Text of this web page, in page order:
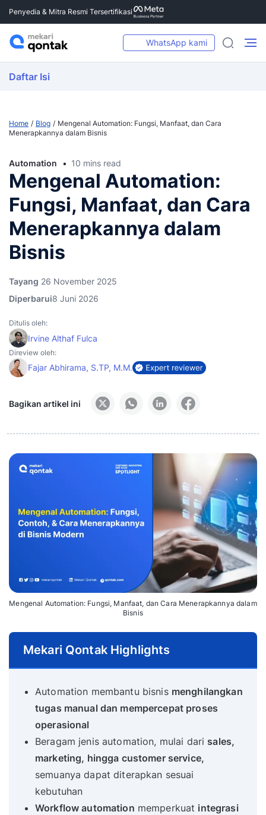
Penyedia & Mitra Resmi Tersertifikasi
WhatsApp kami
Daftar Isi
Home Blog
Mengenal Automation: Fungsi, Manfaat, dan Cara
Menerapkannya dalam Bisnis
Automation 10 mins read
Mengenal Automation:
Fungsi, Manfaat, dan Cara
Menerapkannya dalam
Bisnis
Tayang 26 November 2025
Diperbarui8 Juni 2026
Ditulis oleh:
Irvine Althaf Fulca
Direview oleh:
Fajar Abhirama, S.TP, M.M.
Bagikan artikel ini
Mengenal Automation: Fungsi, Manfaat, dan Cara Menerapkannya dalam
Bisnis
Mekari Qontak Highlights
Automation membantu bisnis menghilangkan
tugas manual dan mempercepat proses
operasional
Beragam jenis automation, mulai dari sales,
marketing, hingga customer service,
semuanya dapat diterapkan sesuai
kebutuhan
Workflow automation memperkuat integrasi